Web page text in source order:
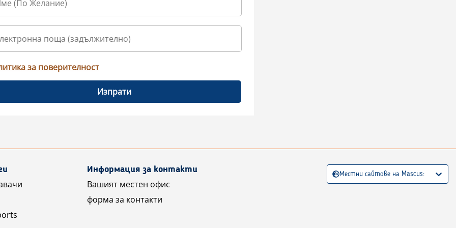
за поверителност
Изпрати
Информация за контакти
Вашият местен офис
форма за контакти
Местни сайтове на Mascus: